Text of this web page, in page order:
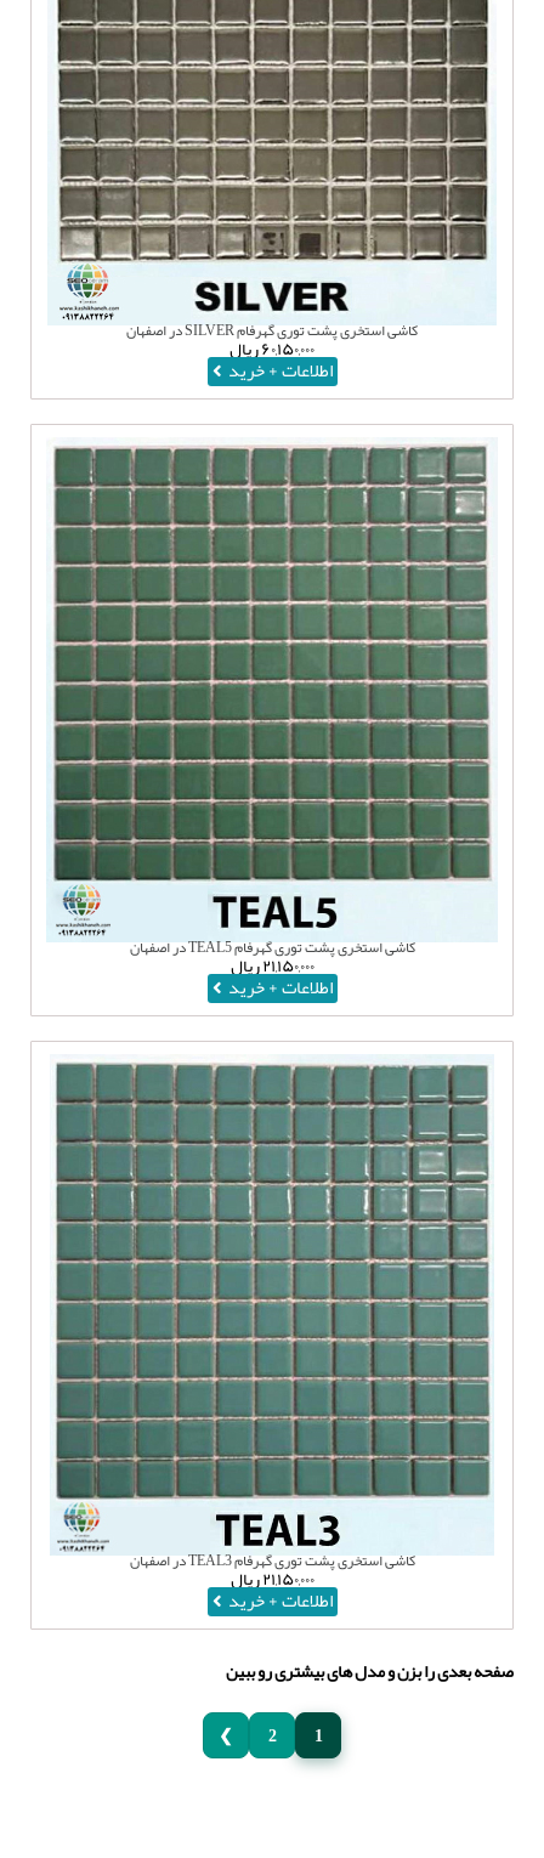
کاشی استخری پشت توری گهرفام SILVER در اصفهان
۶۰,۱۵۰,۰۰۰ریال
اطلاعات + خرید
کاشی استخری پشت توری گهرفام TEAL5 در اصفهان
۲۱,۱۵۰,۰۰۰ریال
اطلاعات + خرید
کاشی استخری پشت توری گهرفام TEAL3 در اصفهان
۲۱,۱۵۰,۰۰۰ریال
اطلاعات + خرید
صفحه بعدی را بزن و مدل های بیشتری رو ببین
1
2
❯